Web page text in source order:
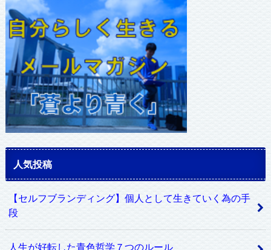
レ
ス
人気投稿
【セルフブランディング】個人として生きていく為の手
段
人生が好転した青色哲学７つのルール